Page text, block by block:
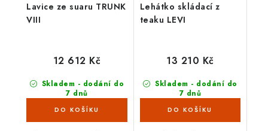
Lavice ze suaru TRUNK
VIII
Skladem - dodání do
7 dnů
(5 ks)
12 612 Kč
Lehátko skládací z
teaku LEVI
Skladem - dodání do
7 dnů
(2 ks)
13 210 Kč